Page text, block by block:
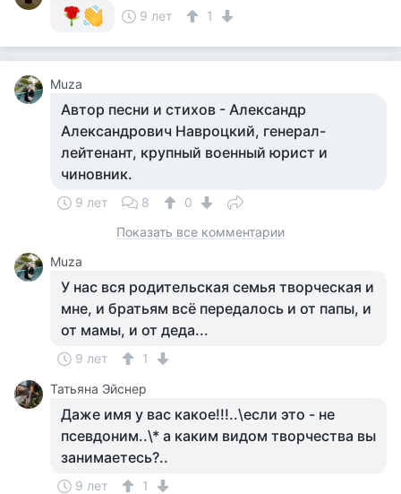
9 лет
1
Muza
Автор песни и стихов - Александр
Александрович Навроцкий, генерал-
лейтенант, крупный военный юрист и
чиновник.
9 лет 8
0
Показать все комментарии
Muza
У нас вся родительская семья творческая и
мне, и братьям всё передалось и от папы, и
от мамы, и от деда...
9 лет
1
Татьяна Эйснер
Даже имя у вас какое!!!..\если это - не
псевдоним..\* а каким видом творчества вы
занимаетесь?..
9 лет
1